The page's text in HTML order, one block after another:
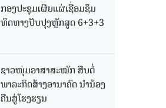
ກອງປະຊຸມເຜີຍແຜ່ເຊື່ອມຊຶມ
ທິດທາງປັບປຸງຫຼັກສູດ 6+3+3
ຊາວໜຸ່ມອາສາສະໝັກ ສືບຕໍ່
ພາລະກິດສ້າງອານາຄົດ ນໍານ້ອງ
ຄືນສູ່ໂຮງຮຽນ